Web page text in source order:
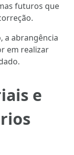
futuros que
a abrangência
em realizar
e